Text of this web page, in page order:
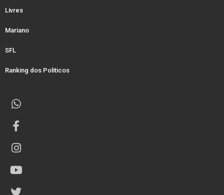
Livres
Mariano
SFL
Ranking dos Politicos